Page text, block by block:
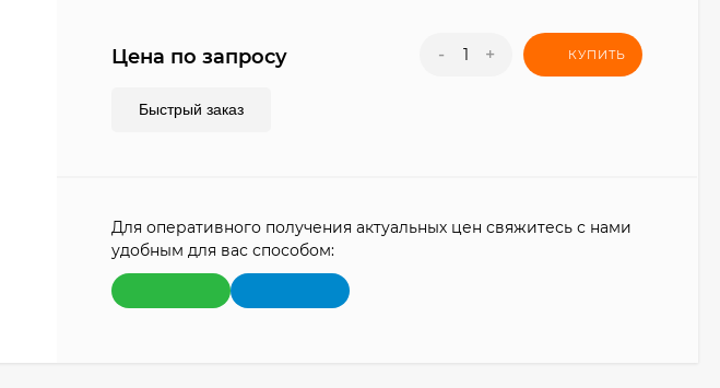
Цена по запросу - + КУПИТЬ
Быстрый заказ
Для оперативного получения актуальных цен свяжитесь с нами
удобным для вас способом: